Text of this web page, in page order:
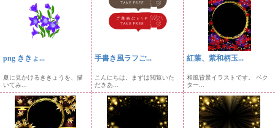
png ききょ...
夏に見かけるききょうを、描
いてみ...
手書き風ラフご...
こんにちは。まずは閲覧いた
だきあ...
紅葉、紫和柄玉...
和風背景イラストです。 ベク
ター...